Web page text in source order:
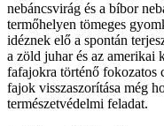
nebáncsvirág és a bíbor
termőhelyen tömeges
idéznek elő a spontán
a zöld juhar és az amerikai
fafajokra történő fokozatos
fajok visszaszorítása még
természetvédelmi feladat.